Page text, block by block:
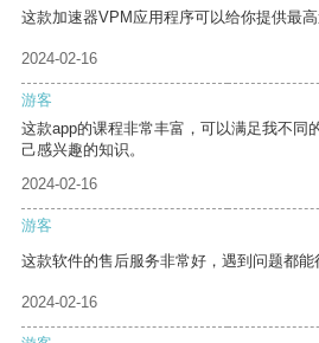
这款加速器VPM应用程序可以给你提供最高
2024-02-16
游客
这款app的课程非常丰富，可以满足我不同
己感兴趣的知识。
2024-02-16
游客
这款软件的售后服务非常好，遇到问题都能
2024-02-16